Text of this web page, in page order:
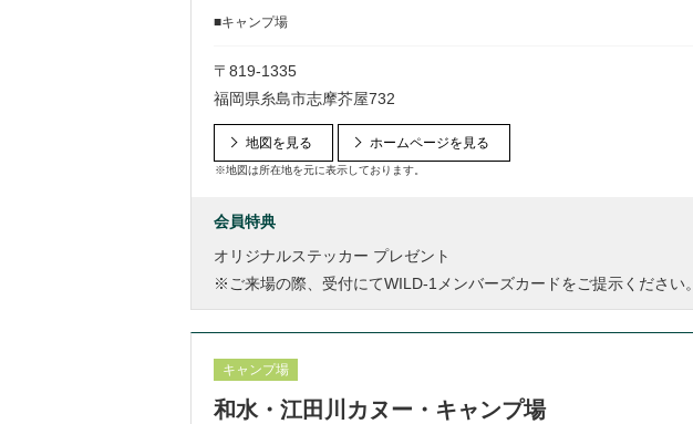
■キャンプ場
〒819-1335
福岡県糸島市志摩芥屋732
地図を見る
※地図は所在地を元に表示しております。
ホームページを見る
会員特典
オリジナルステッカー プレゼント
※ご来場の際、受付にてWILD-1メンバーズカードをご提示ください。
キャンプ場
和水・江田川カヌー・キャンプ場